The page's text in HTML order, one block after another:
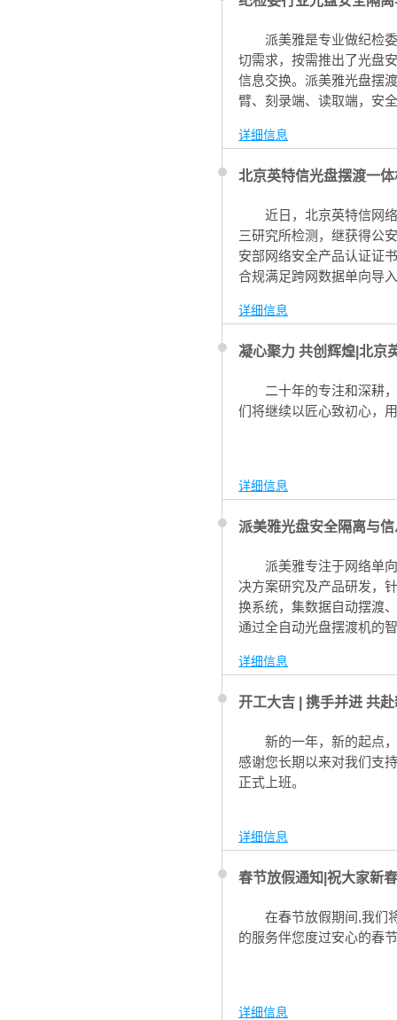
派美雅是专业做纪检
切需求，按需推出了光盘
信息交换。派美雅光盘摆
臂、刻录端、读取端，安
详细信息
北京英特信光盘摆渡一
近日，北京英特信网
三研究所检测，继获得公
安部网络安全产品认证证
合规满足跨网数据单向导
详细信息
凝心聚力 共创辉煌|北京
二十年的专注和深耕
们将继续以匠心致初心，
详细信息
派美雅光盘安全隔离与
派美雅专注于网络单
决方案研究及产品研发，
换系统，集数据自动摆渡
通过全自动光盘摆渡机的
件同步。
详细信息
开工大吉 | 携手并进 共
新的一年，新的起点
感谢您长期以来对我们支
正式上班。
详细信息
春节放假通知|祝大家新
在春节放假期间,我们
的服务伴您度过安心的春
详细信息